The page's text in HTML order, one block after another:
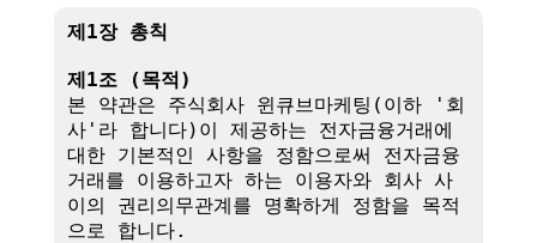
제1장 총칙
제1조 (목적)
본 약관은 주식회사 윈큐브마케팅(이하 '회
사'라 합니다)이 제공하는 전자금융거래에
대한 기본적인 사항을 정함으로써 전자금융
거래를 이용하고자 하는 이용자와 회사 사
이의 권리의무관계를 명확하게 정함을 목적
으로 합니다.